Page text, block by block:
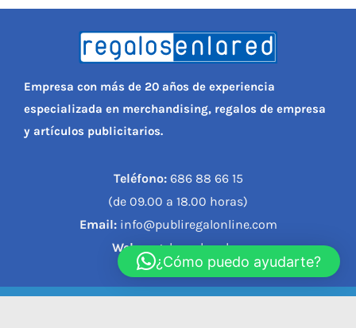
Empresa con más de 20 años de experiencia
especializada en merchandising, regalos de empresa
y artículos publicitarios.
Teléfono:686 88 66 15
(de 09.00 a 18.00 horas)
Email:info@publiregalonline.com
Web:regalosenlared.es
¿Cómo puedo ayudarte?